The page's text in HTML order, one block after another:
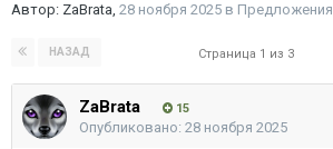
Автор: ZaBrata, 28 ноября 2025 в Предложения
НАЗАД Страница 1 из 3
ZaBrata 15
Опубликовано: 28 ноября 2025